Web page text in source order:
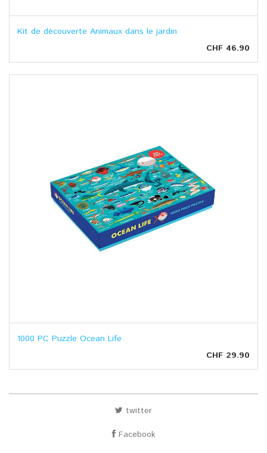
Kit de découverte Animaux dans le jardin
CHF 46.90
1000 PC Puzzle Ocean Life
CHF 29.90
twitter
Facebook